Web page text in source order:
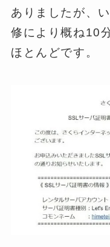
ありましたが、
修により概ね10
ほとんどです。